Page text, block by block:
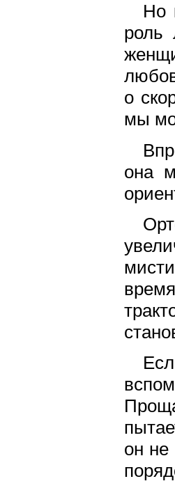
Но
роль
о
мы
она
он не